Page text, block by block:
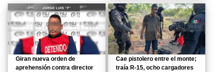
Giran nueva orden de
aprehensión contra director
Cae pistolero entre el monte;
traía R-15, ocho cargadores